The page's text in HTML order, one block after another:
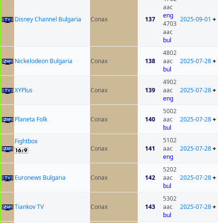
Disney Channel Bulgaria Conax 137
aac
eng
4703
aac
bul
2025-09-01 +
Nickelodeon Bulgaria Conax 138
4802
aac
bul
2025-07-28+
XYPlus Conax 139
4902
aac
eng
2025-07-28+
Planeta Folk Conax 140
5002
aac
bul
2025-07-28+
Fightbox
Conax
141
5102
aac
eng
2025-07-28+
Euronews Bulgaria Conax 142
5202
aac
bul
2025-07-28+
Tiankov TV Conax 143
5302
aac
bul
2025-07-28+